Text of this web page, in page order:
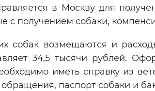
в Москву для
с получением собаки,
собак возмещаются и
34,5 тысячи рублей.
иметь справку из
паспорт собаки и